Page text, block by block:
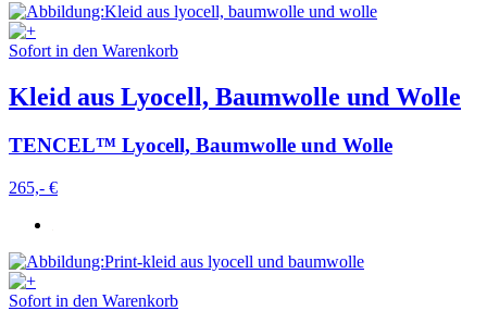
Sofort in den Warenkorb
Kleid aus Lyocell, Baumwolle und Wolle
TENCEL™ Lyocell, Baumwolle und Wolle
265,- €
Sofort in den Warenkorb